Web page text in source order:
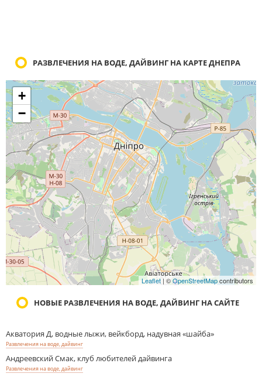
РАЗВЛЕЧЕНИЯ НА ВОДЕ, ДАЙВИНГ НА КАРТЕ ДНЕПРА
+
−
Leaflet | ©OpenStreetMapcontributors
НОВЫЕ РАЗВЛЕЧЕНИЯ НА ВОДЕ, ДАЙВИНГ НА САЙТЕ
Акватория Д, водные лыжи, вейкборд, надувная «шайба»
Развлечения на воде, дайвинг
Андреевский Смак, клуб любителей дайвинга
Развлечения на воде, дайвинг